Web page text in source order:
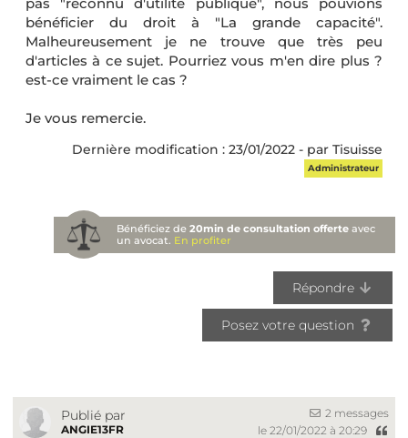
bénéficier du droit à "La grande capacité".
Malheureusement je ne trouve que très peu
d'articles à ce sujet. Pourriez vous m'en dire plus ?
est-ce vraiment le cas ?
Je vous remercie.
Dernière modification : 23/01/2022 - par Tisuisse
Administrateur
Bénéficiez de20min de consultation offerte avec
un avocat. En profiter
Répondre
Posez votre question
Publié par
ANGIE13FR
2 messages
le 22/01/2022 à 20:29